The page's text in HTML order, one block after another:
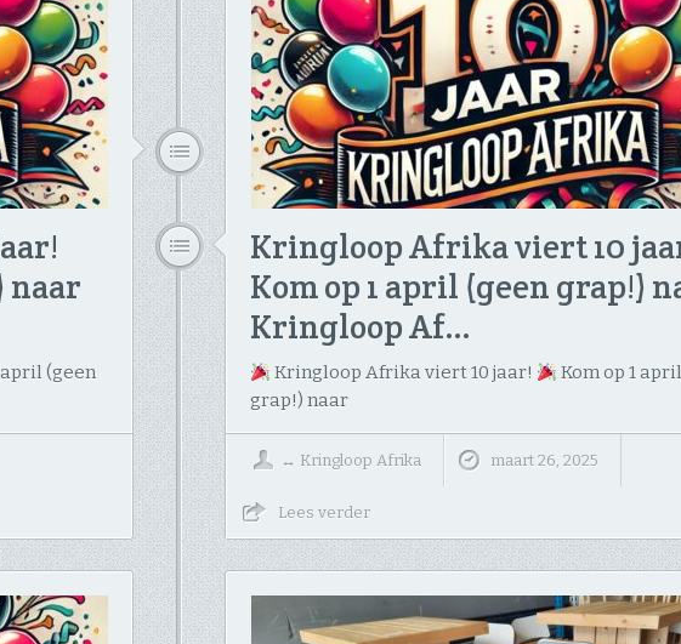
naar
april (geen
Kringloop Afrika viert 10
Kom op 1 april (geen grap!)
Kringloop Af…
Kringloop Afrika viert 10 jaar!
Kom op 1
grap!) naar
↔ Kringloop Afrika maart 26, 2025
Lees verder